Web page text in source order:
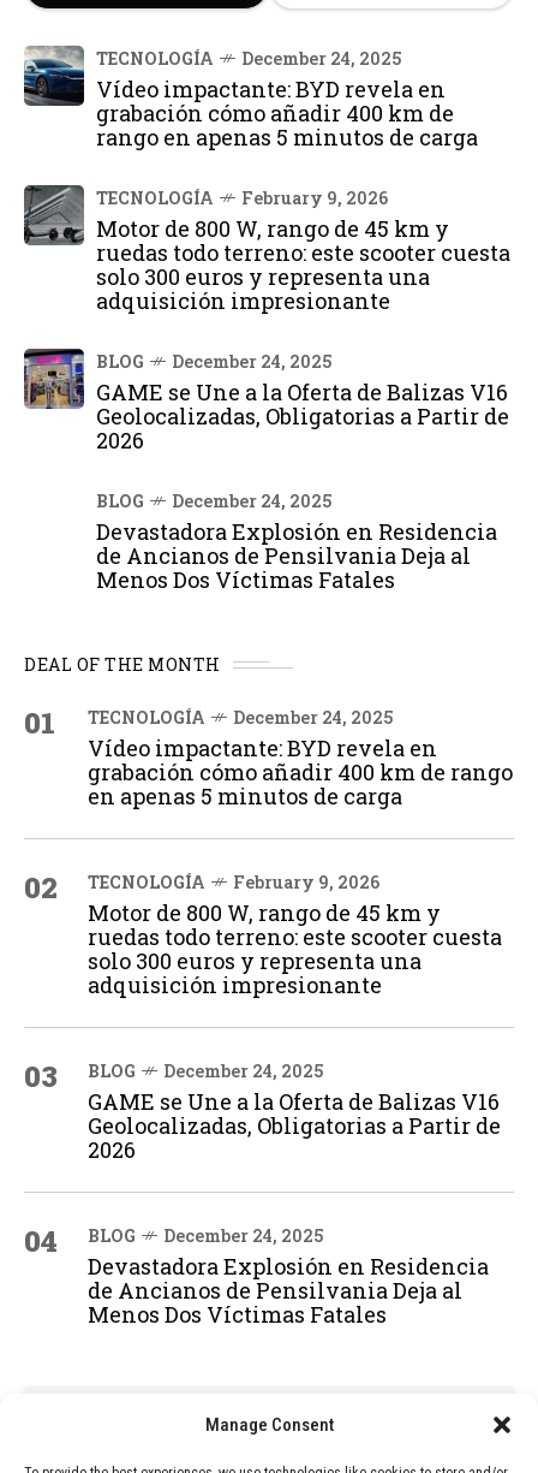
Manage Consent
TECNOLOGÍA December 24, 2025
Vídeo impactante: BYD revela en
grabación cómo añadir 400 km de
rango en apenas 5 minutos de carga
TECNOLOGÍA February 9, 2026
Motor de 800 W, rango de 45 km y
ruedas todo terreno: este scooter cuesta
solo 300 euros y representa una
adquisición impresionante
BLOG December 24, 2025
GAME se Une a la Oferta de Balizas V16
Geolocalizadas, Obligatorias a Partir de
2026
BLOG December 24, 2025
Devastadora Explosión en Residencia
de Ancianos de Pensilvania Deja al
Menos Dos Víctimas Fatales
DEAL OF THE MONTH
01 TECNOLOGÍA December 24, 2025
Vídeo impactante: BYD revela en
grabación cómo añadir 400 km de rango
en apenas 5 minutos de carga
02 TECNOLOGÍA February 9, 2026
Motor de 800 W, rango de 45 km y
ruedas todo terreno: este scooter cuesta
solo 300 euros y representa una
adquisición impresionante
03 BLOG December 24, 2025
GAME se Une a la Oferta de Balizas V16
Geolocalizadas, Obligatorias a Partir de
2026
04 BLOG December 24, 2025
Devastadora Explosión en Residencia
de Ancianos de Pensilvania Deja al
Menos Dos Víctimas Fatales